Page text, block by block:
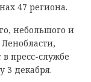
47 региона.
небольшого и
пресс-службе
3 декабря.